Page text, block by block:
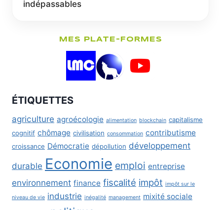
indépassables
MES PLATE-FORMES
ÉTIQUETTES
agriculture agroécologie alimentation blockchain capitalisme
cognitif chômage civilisation consommation contributisme
croissance Démocratie dépollution développement
durable Economie emploi entreprise
environnement finance fiscalité impôt impôt sur le
niveau de vie industrie inégalité management mixité sociale